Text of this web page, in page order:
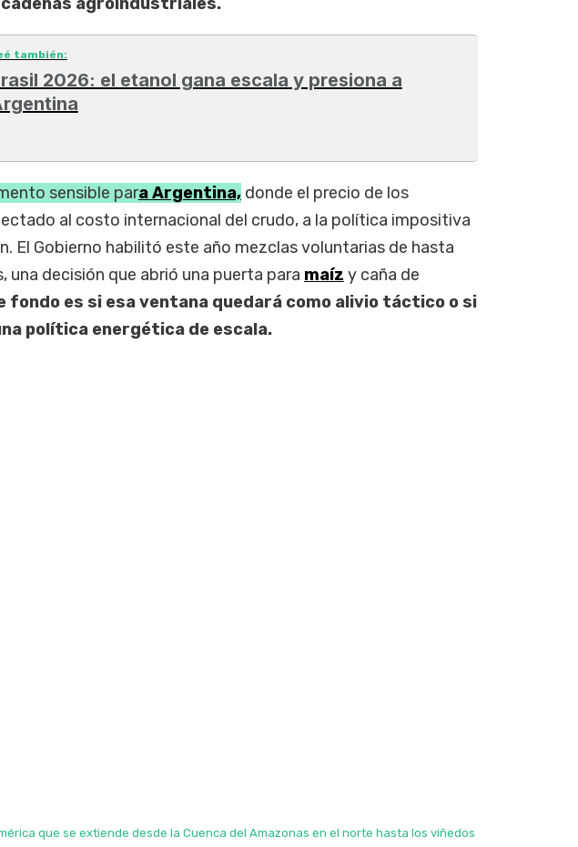
también:
2026: el etanol gana escala y presiona a
sensible para Argentina,donde el precio de los
al costo internacional del crudo, a la política impositiva
El Gobierno habilitó este año mezclas voluntarias de hasta
una decisión que abrió una puerta para maíz y caña de
fondo es si esa ventana quedará como alivio táctico o si
política energética de escala.
que se extiende desde la Cuenca del Amazonas en el norte hasta los viñedos